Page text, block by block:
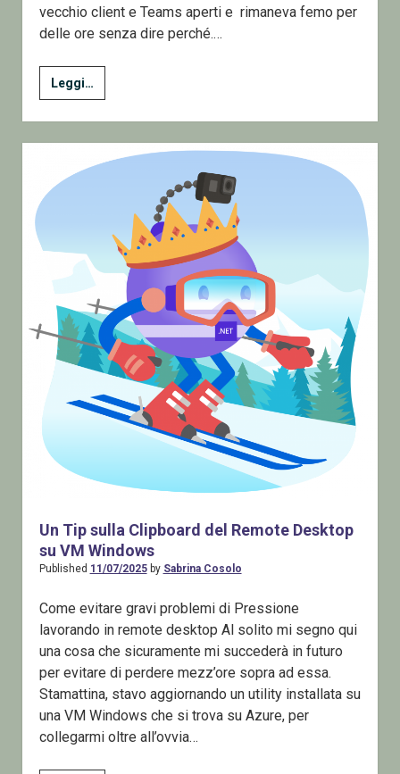
vecchio client e Teams aperti e rimaneva femo per
delle ore senza dire perché.…
Leggi…
con
Forticlient
VPN
su
Un Tip sulla Clipboard del Remote Desktop
su VM Windows
Published 11/07/2025by Sabrina Cosolo
Come evitare gravi problemi di Pressione
lavorando in remote desktop Al solito mi segno qui
una cosa che sicuramente mi succederà in futuro
per evitare di perdere mezz’ore sopra ad essa.
Stamattina, stavo aggiornando un utility installata su
una VM Windows che si trova su Azure, per
collegarmi oltre all’ovvia…